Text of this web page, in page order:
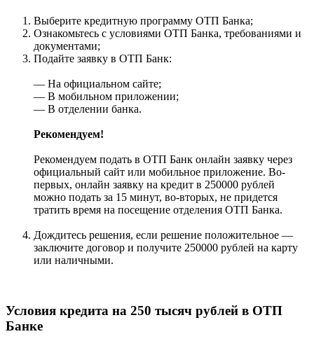
Выберите кредитную программу ОТП Банка;
Ознакомьтесь с условиями ОТП Банка, требованиями и
документами;
Подайте заявку в ОТП Банк:
— На официальном сайте;
— В мобильном приложении;
— В отделении банка.
Рекомендуем!
Рекомендуем подать в ОТП Банк онлайн заявку через
официальный сайт или мобильное приложение. Во-
первых, онлайн заявку на кредит в 250000 рублей
можно подать за 15 минут, во-вторых, не придется
тратить время на посещение отделения ОТП Банка.
Дождитесь решения, если решение положительное —
заключите договор и получите 250000 рублей на карту
или наличными.
Условия кредита на 250 тысяч рублей в ОТП
Банке